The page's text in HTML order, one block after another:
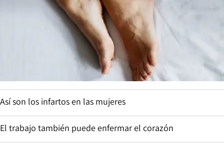
Así son los infartos en las mujeres
El trabajo también puede enfermar el corazón